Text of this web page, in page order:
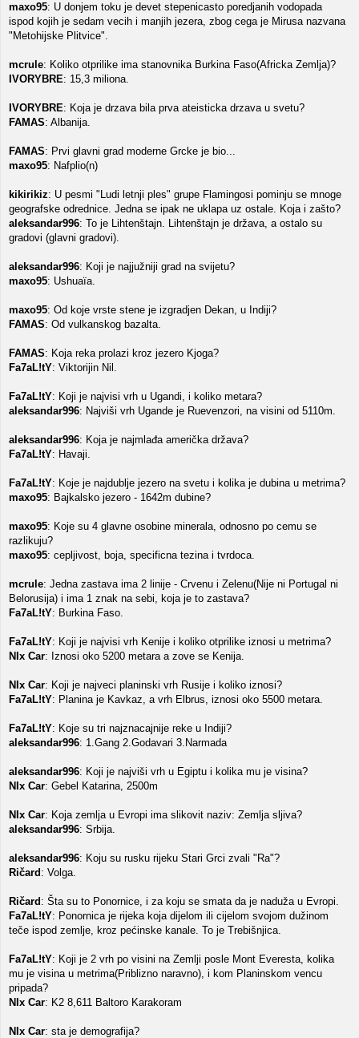
maxo95: U donjem toku je devet stepenicasto poredjanih vodopada
ispod kojih je sedam vecih i manjih jezera, zbog cega je Mirusa nazvana
"Metohijske Plitvice".
mcrule: Koliko otprilike ima stanovnika Burkina Faso(Africka Zemlja)?
IVORYBRE: 15,3 miliona.
IVORYBRE: Koja je drzava bila prva ateisticka drzava u svetu?
FAMAS: Albanija.
FAMAS: Prvi glavni grad moderne Grcke je bio...
maxo95: Nafplio(n)
kikirikiz: U pesmi "Ludi letnji ples" grupe Flamingosi pominju se mnoge
geografske odrednice. Jedna se ipak ne uklapa uz ostale. Koja i zašto?
aleksandar996: To je Lihtenštajn. Lihtenštajn je država, a ostalo su
gradovi (glavni gradovi).
aleksandar996: Koji je najjužniji grad na svijetu?
maxo95: Ushuaïa.
maxo95: Od koje vrste stene je izgradjen Dekan, u Indiji?
FAMAS: Od vulkanskog bazalta.
FAMAS: Koja reka prolazi kroz jezero Kjoga?
Fa7aL!tY: Viktorijin Nil.
Fa7aL!tY: Koji je najvisi vrh u Ugandi, i koliko metara?
aleksandar996: Najviši vrh Ugande je Ruevenzori, na visini od 5110m.
aleksandar996: Koja je najmlađa američka država?
Fa7aL!tY: Havaji.
Fa7aL!tY: Koje je najdublje jezero na svetu i kolika je dubina u metrima?
maxo95: Bajkalsko jezero - 1642m dubine?
maxo95: Koje su 4 glavne osobine minerala, odnosno po cemu se
razlikuju?
maxo95: cepljivost, boja, specificna tezina i tvrdoca.
mcrule: Jedna zastava ima 2 linije - Crvenu i Zelenu(Nije ni Portugal ni
Belorusija) i ima 1 znak na sebi, koja je to zastava?
Fa7aL!tY: Burkina Faso.
Fa7aL!tY: Koji je najvisi vrh Kenije i koliko otprilike iznosi u metrima?
NIx Car: Iznosi oko 5200 metara a zove se Kenija.
NIx Car: Koji je najveci planinski vrh Rusije i koliko iznosi?
Fa7aL!tY: Planina je Kavkaz, a vrh Elbrus, iznosi oko 5500 metara.
Fa7aL!tY: Koje su tri najznacajnije reke u Indiji?
aleksandar996: 1.Gang 2.Godavari 3.Narmada
aleksandar996: Koji je najviši vrh u Egiptu i kolika mu je visina?
NIx Car: Gebel Katarina, 2500m
NIx Car: Koja zemlja u Evropi ima slikovit naziv: Zemlja sljiva?
aleksandar996: Srbija.
aleksandar996: Koju su rusku rijeku Stari Grci zvali "Ra"?
Ričard : Volga.
Ričard : Šta su to Ponornice, i za koju se smata da je naduža u Evropi.
Fa7aL!tY: Ponornica je rijeka koja dijelom ili cijelom svojom dužinom
teče ispod zemlje, kroz pećinske kanale. To je Trebišnjica.
Fa7aL!tY: Koji je 2 vrh po visini na Zemlji posle Mont Everesta, kolika
mu je visina u metrima(Priblizno naravno), i kom Planinskom vencu
pripada?
NIx Car: K2 8,611 Baltoro Karakoram
NIx Car: sta je demografija?